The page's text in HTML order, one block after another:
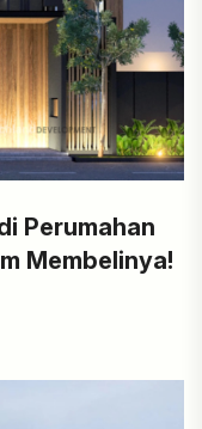
Perumahan
Membelinya!